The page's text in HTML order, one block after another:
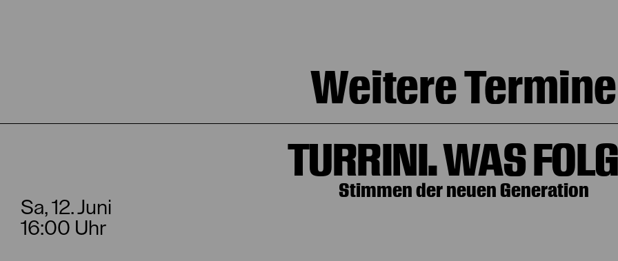
Weitere Termine
Sa, 12. Juni
16:00 Uhr
TURRINI. WAS
Stimmen der neuen Generation